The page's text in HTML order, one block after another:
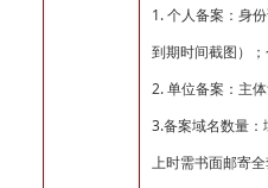
1. 个人备案：身
到期时间截图）
2. 单位备案：主
3.备案域名数量
上时需书面邮寄